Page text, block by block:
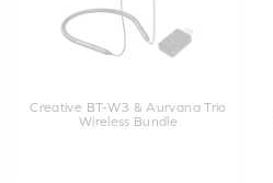
Creative BT-W3 & Aurvana Trio
Wireless Bundle